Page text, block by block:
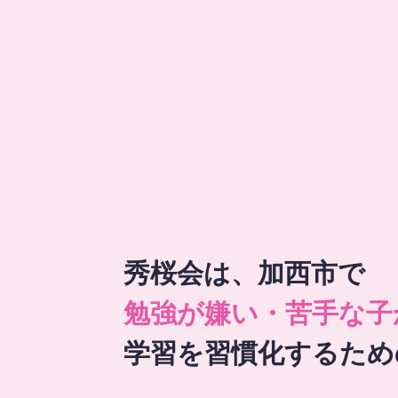
秀桜会は、加西市で
勉強が嫌い・苦手な
学習を習慣化するた